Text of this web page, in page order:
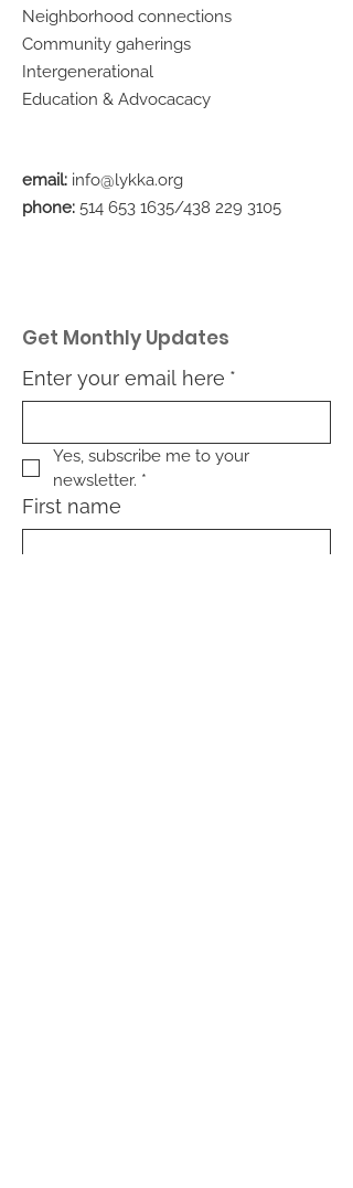
Neighborhood connections
Community gaherings
Intergenerational
Education & Advocacacy
email: info@lykka.org
phone: 514 653 1635/438 229 3105
Get Monthly Updates
Enter your email here *
Yes, subscribe me to your
newsletter. *
First name